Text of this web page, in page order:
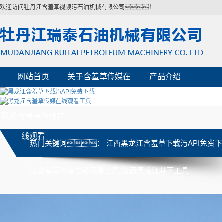
欢迎访问牡丹江含羞草视频污石油机械有限公司！
网站首页 关于含羞草传媒在
线观看
产品介绍
企业风貌 资质荣誉
线观看
热门关键词： 江西黑龙江含羞草下载汅API免费
江西黑龙江井下工具